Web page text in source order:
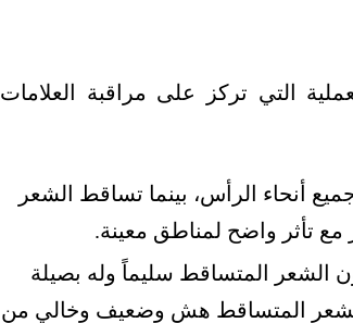
التي تركز على مراقبة العلامات
أنحاء الرأس، بينما تساقط الشعر
تأثر واضح لمناطق معينة.
الشعر المتساقط سليماً وله بصيلة
الشعر المتساقط هش وضعيف وخالي من